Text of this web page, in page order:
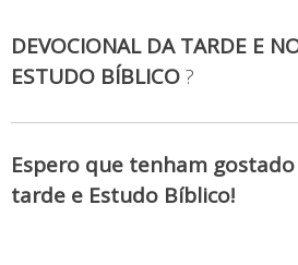
DEVOCIONAL DA TARDE E
ESTUDO BÍBLICO?
Espero que tenham
tarde e Estudo Bíblico!